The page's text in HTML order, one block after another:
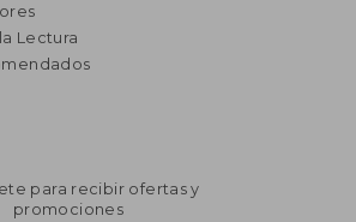
Lectura
para recibir ofertas y
promociones